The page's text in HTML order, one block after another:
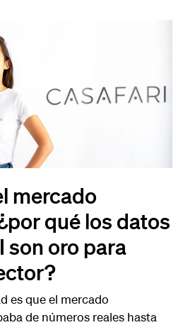
mercado
qué los datos
son oro para
es que el mercado
de números reales hasta